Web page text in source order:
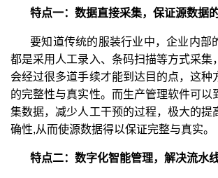
特点一：数据直接采集，保证源数据
要知道传统的服装行业中，企业内部
都是采用人工录入、条码扫描等方式采集
会经过很多道手续才能到达目的点，这种
的完整性与真实性。而生产管理软件可以
集数据，减少人工干预的过程，极大的提
确性,从而使源数据得以保证完整与真实。
特点二：数字化智能管理，解决流水